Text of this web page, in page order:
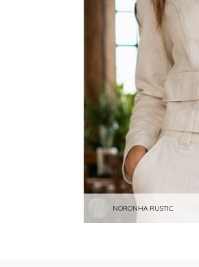
NORONHA RUSTIC